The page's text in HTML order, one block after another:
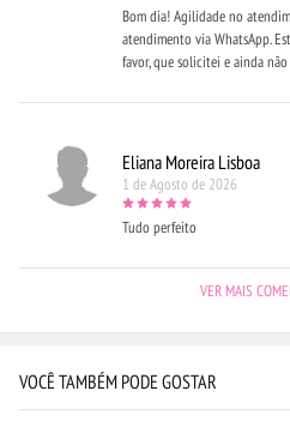
Bom dia! Agilidade no
atendimento via WhatsApp.
favor, que solicitei e ainda
Eliana Moreira Lisboa
1 de Agosto de 2026
Tudo perfeito
VER MAIS
VOCÊ TAMBÉM PODE GOSTAR